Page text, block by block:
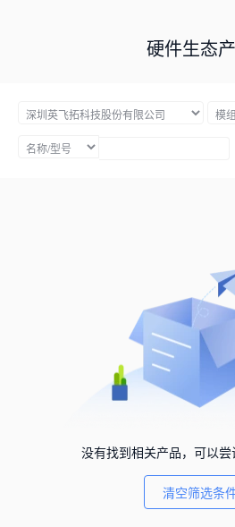
硬件生态
没有找到相关产品，可以
清空筛选条